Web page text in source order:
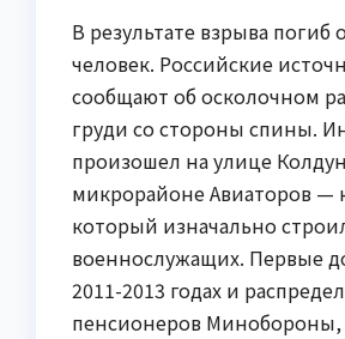
В результате взрыва погиб
человек. Российские
сообщают об осколочном
груди со стороны спины.
произошел на улице
микрорайоне Авиаторов —
который изначально
военнослужащих. Первые
2011-2013 годах и
пенсионеров Минобороны,